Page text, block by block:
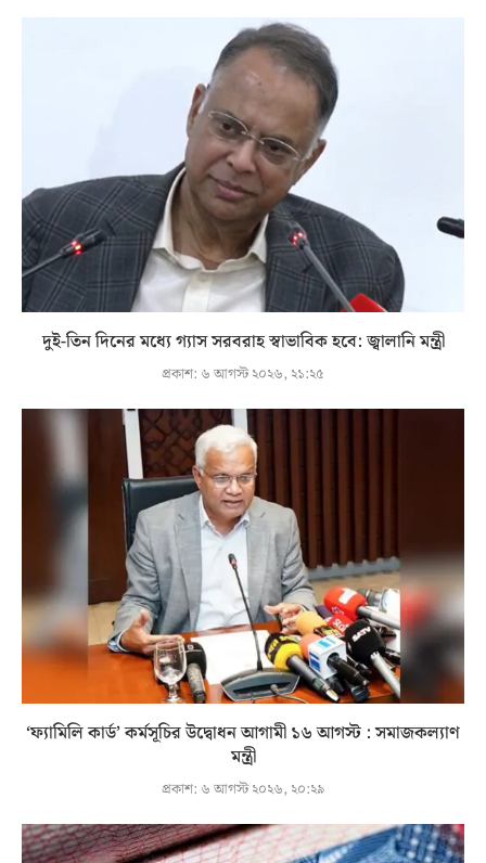
দুই-তিন দিনের মধ্যে গ্যাস সরবরাহ স্বাভাবিক হবে: জ্বালানি মন্ত্রী
প্রকাশ: ৬ আগস্ট ২০২৬, ২১:২৫
‘ফ্যামিলি কার্ড’ কর্মসূচির উদ্বোধন আগামী ১৬ আগস্ট : সমাজকল্যাণ
মন্ত্রী
প্রকাশ: ৬ আগস্ট ২০২৬, ২০:২৯